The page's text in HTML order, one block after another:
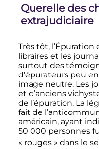
Querelle des
extrajudiciaire
Très tôt,
libraires et les
surtout des
d’épurateurs peu
image neutre. Les
et d’anciens
de l’épuration. La
fait de
américain, ayant
50 000 personnes
« rouges » dans le